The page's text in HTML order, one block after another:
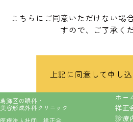
こちらにご同意いただけない場
すので、ご了承く
上記に同意して申し
葛飾区の眼科・
美容形成外科クリニック
医療法人社団 祥正会
ホー
祥正
診療